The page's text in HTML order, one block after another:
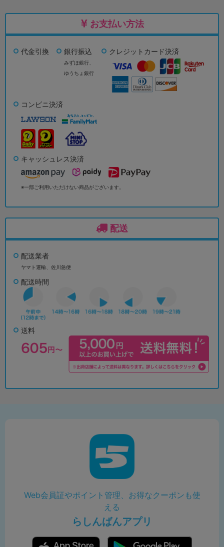
お支払い方法
代金引換 銀行振込
みずほ銀行、
ゆうちょ銀行
クレジットカード決済
コンビニ決済
キャッシュレス決済
※一部ご利用いただけない商品がございます。
配送
配送業者
ヤマト運輸、佐川急便
配送時間
送料
Web会員証やポイント管理、お得なクーポンも使
える
らしんばんアプリ